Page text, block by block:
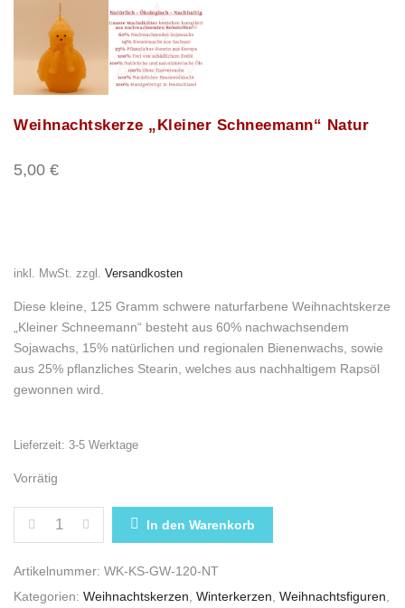
Weihnachtskerze „Kleiner Schneemann“ Natur
5,00 €
inkl. MwSt. zzgl. Versandkosten
Diese kleine, 125 Gramm schwere naturfarbene Weihnachtskerze
„Kleiner Schneemann“ besteht aus 60% nachwachsendem
Sojawachs, 15% natürlichen und regionalen Bienenwachs, sowie
aus 25% pflanzliches Stearin, welches aus nachhaltigem Rapsöl
gewonnen wird.
Lieferzeit: 3-5 Werktage
Vorrätig
WEIHNACHTSKERZE „KLEINER SCHNEEMANN“
In den Warenkorb
Artikelnummer: WK-KS-GW-120-NT
Kategorien: Weihnachtskerzen Winterkerzen Weihnachtsfiguren